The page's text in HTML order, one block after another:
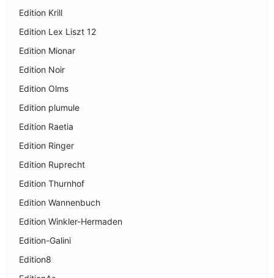
Edition Krill
Edition Lex Liszt 12
Edition Mionar
Edition Noir
Edition Olms
Edition plumule
Edition Raetia
Edition Ringer
Edition Ruprecht
Edition Thurnhof
Edition Wannenbuch
Edition Winkler-Hermaden
Edition-Galini
Edition8